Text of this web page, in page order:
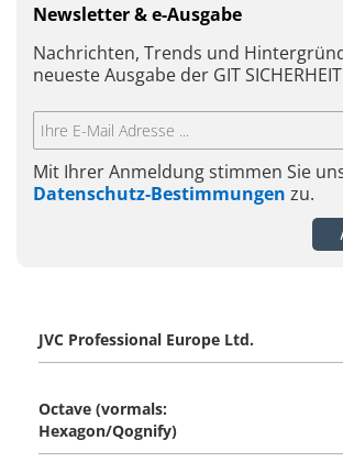
Newsletter & e-Ausgabe
Nachrichten, Trends und
neueste Ausgabe der GIT SICHERHEIT
Mit Ihrer Anmeldung stimmen Sie
Datenschutz-Bestimmungen zu.
JVC Professional Europe Ltd.
Octave (vormals:
Hexagon/Qognify)